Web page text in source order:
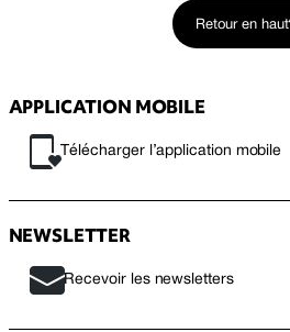
Retour en haut
APPLICATION MOBILE
Télécharger l’application mobile
NEWSLETTER
Recevoir les newsletters